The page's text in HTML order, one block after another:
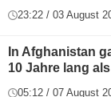
23:22 / 03 August
In Afghanistan
10 Jahre lang
05:12 / 07 August